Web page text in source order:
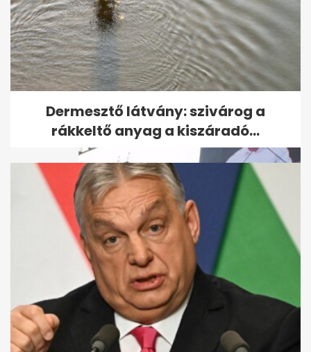
Orbán a gazdákkal
kampányol: "Én volnék
Magyarország első...
Videóval köszönte meg
Magyar Péter a szombati
Dermesztő látvány: szivárog a
rákkeltő anyag a kiszáradó...